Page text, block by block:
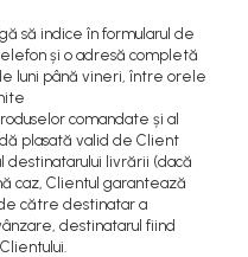
să indice în formularul de
și o adresă completă
luni până vineri, între orele
comandate și al
plasată valid de Client
destinatarului livrării (dacă
caz, Clientul garantează
către destinatar a
destinatarul fiind